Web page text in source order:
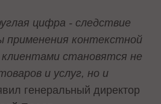
цифра - следствие
применения контекстной
становятся не
и услуг, но и
генеральный директор